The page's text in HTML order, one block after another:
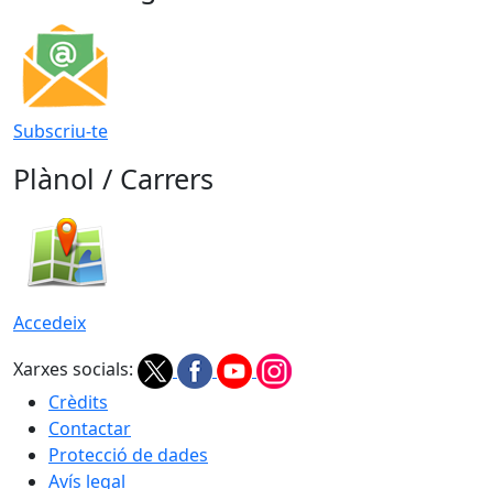
Subscriu-te
Plànol / Carrers
Accedeix
Xarxes socials:
Crèdits
Contactar
Protecció de dades
Avís legal